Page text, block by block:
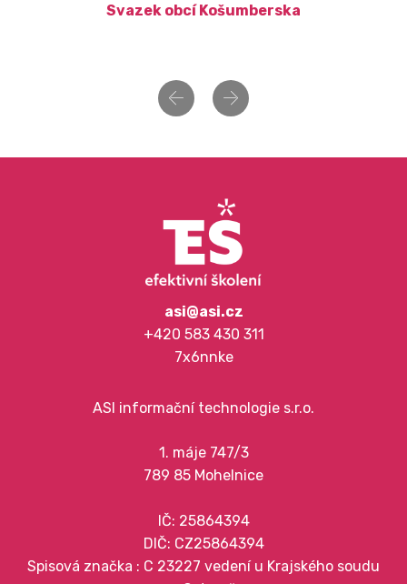
Svazek obcí Košumberska
PreviousNext
asi@asi.cz
+420 583 430 311
7x6nnke
ASI informační technologie s.r.o.
1. máje 747/3
789 85 Mohelnice
IČ: 25864394
DIČ: CZ25864394
Spisová značka : C 23227 vedení u Krajského soudu